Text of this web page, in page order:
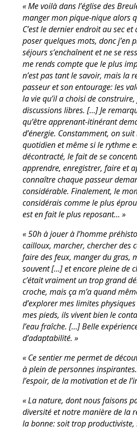
« Me voilà dans l’église des
manger mon pique-nique alors
C’est le dernier endroit au sec
poser quelques mots, donc j’en
séjours s’enchaînent et ne se
me rends compte que le plus
n’est pas tant le savoir, mais la
passeur et son entourage: les
la vie qu’il a choisi de
discussions libres. […] Je
qu’être apprenant-itinérant
d’énergie. Constamment, on
quotidien et même si le rythme
décontracté, le fait de se
apprendre, enregistrer, faire et
connaître chaque passeur
considérable. Finalement, le
considérais comme le plus
est en fait le plus reposant… »
« 50h à jouer à l’homme
cailloux, marcher, chercher des
faire des feux, manger du gras,
souvent […] et encore pleine de
c’était vraiment un trop grand
croche, mais ça m’a quand
d’explorer mes limites
mes pieds, ils vivent bien le
l’eau fraîche. […] Belle
d’adaptabilité. »
« Ce sentier me permet de
à plein de personnes
l’espoir, de la motivation et de
« La nature, dont nous faisons
diversité et notre manière de la
la bonne: soit trop